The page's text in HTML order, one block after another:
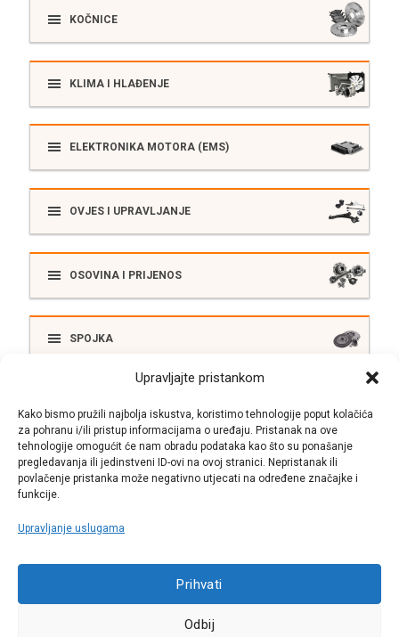
Upravljajte pristankom
Kako bismo pružili najbolja iskustva, koristimo tehnologije poput kolačića
za pohranu i/ili pristup informacijama o uređaju. Pristanak na ove
tehnologije omogućit će nam obradu podataka kao što su ponašanje
pregledavanja ili jedinstveni ID-ovi na ovoj stranici. Nepristanak ili
povlačenje pristanka može negativno utjecati na određene značajke i
funkcije.
Upravljanje uslugama
Prihvati
Odbij
KOČNICE
KLIMA I HLAĐENJE
ELEKTRONIKA MOTORA (EMS)
OVJES I UPRAVLJANJE
OSOVINA I PRIJENOS
SPOJKA
SUSTAV ISPUŠNIH PLINOVA
Call centar
+38513030300